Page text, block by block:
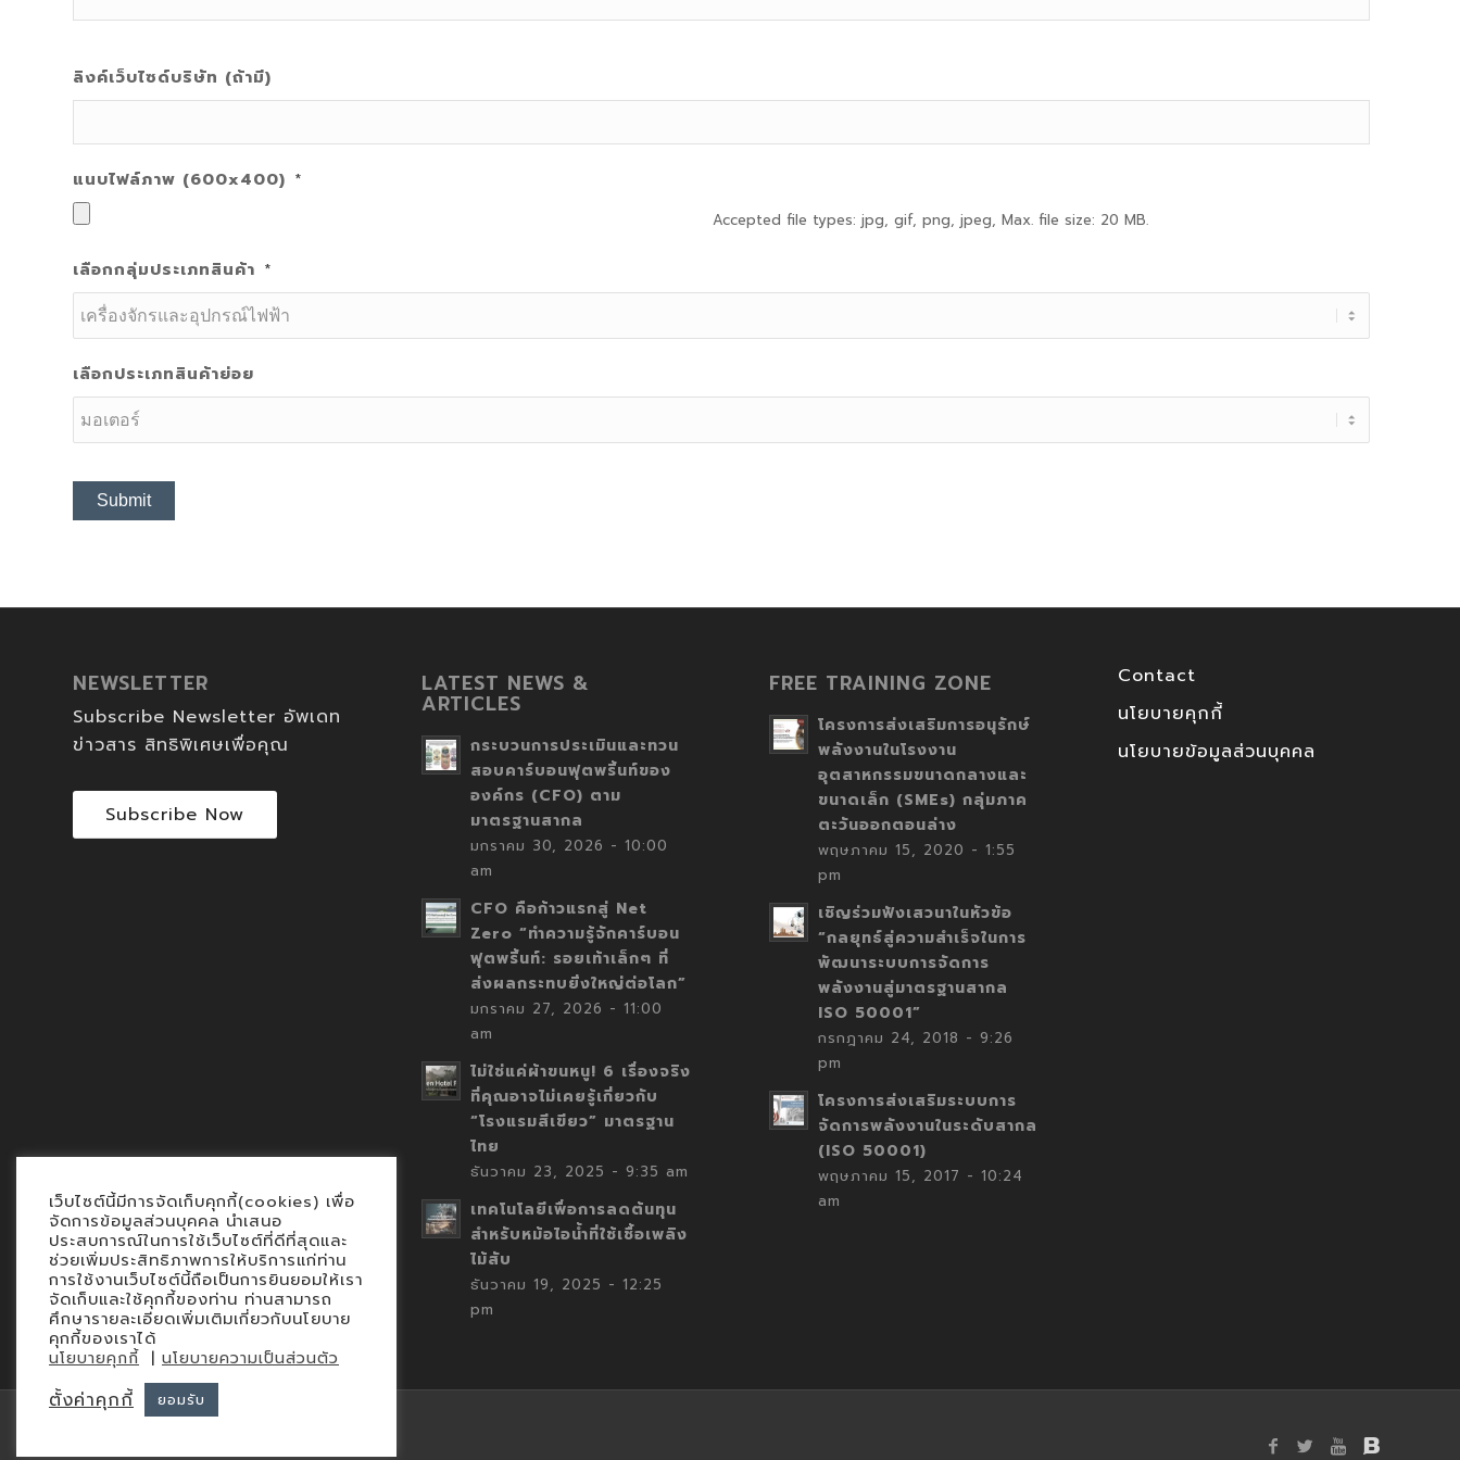
ลิงค์เว็บไซด์บริษัท (ถ้ามี)
แนบไฟล์ภาพ (600x400) *
Accepted file types: jpg, gif, png, jpeg, Max. file size: 20 MB.
เลือกกลุ่มประเภทสินค้า *
เลือกประเภทสินค้าย่อย
NEWSLETTER
Subscribe Newsletter อัพเดท
ข่าวสาร สิทธิพิเศษเพื่อคุณ
Subscribe Now
LATEST NEWS &
ARTICLES
กระบวนการประเมินและทวน
สอบคาร์บอนฟุตพริ้นท์ของ
องค์กร (CFO) ตาม
มาตรฐานสากล
มกราคม 30, 2026 - 10:00
am
CFO คือก้าวแรกสู่ Net
Zero “ทำความรู้จักคาร์บอน
ฟุตพริ้นท์: รอยเท้าเล็กๆ ที่
ส่งผลกระทบยิ่งใหญ่ต่อโลก”
มกราคม 27, 2026 - 11:00
am
ไม่ใช่แค่ผ้าขนหนู! 6 เรื่องจริง
ที่คุณอาจไม่เคยรู้เกี่ยวกับ
“โรงแรมสีเขียว” มาตรฐาน
ไทย
ธันวาคม 23, 2025 - 9:35 am
เทคโนโลยีเพื่อการลดต้นทุน
สำหรับหม้อไอน้ำที่ใช้เชื้อเพลิง
ไม้สับ
ธันวาคม 19, 2025 - 12:25
pm
FREE TRAINING ZONE
โครงการส่งเสริมการอนุรักษ์
พลังงานในโรงงาน
อุตสาหกรรมขนาดกลางและ
ขนาดเล็ก (SMEs) กลุ่มภาค
ตะวันออกตอนล่าง
พฤษภาคม 15, 2020 - 1:55
pm
เชิญร่วมฟังเสวนาในหัวข้อ
“กลยุทธ์สู่ความสำเร็จในการ
พัฒนาระบบการจัดการ
พลังงานสู่มาตรฐานสากล
ISO 50001”
กรกฎาคม 24, 2018 - 9:26
pm
โครงการส่งเสริมระบบการ
จัดการพลังงานในระดับสากล
(ISO 50001)
พฤษภาคม 15, 2017 - 10:24
am
Contact
นโยบายคุกกี้
นโยบายข้อมูลส่วนบุคคล
© Copyright 2015 - iEnergyGuru
เว็บไซต์นี้มีการจัดเก็บคุกกี้(cookies) เพื่อ
จัดการข้อมูลส่วนบุคคล นำเสนอ
ประสบการณ์ในการใช้เว็บไซต์ที่ดีที่สุดและ
ช่วยเพิ่มประสิทธิภาพการให้บริการแก่ท่าน
การใช้งานเว็บไซต์นี้ถือเป็นการยินยอมให้เรา
จัดเก็บและใช้คุกกี้ของท่าน ท่านสามารถ
ศึกษารายละเอียดเพิ่มเติมเกี่ยวกับนโยบาย
คุกกี้ของเราได้
นโยบายคุกกี้ | นโยบายความเป็นส่วนตัว
ตั้งค่าคุกกี้ ยอมรับ